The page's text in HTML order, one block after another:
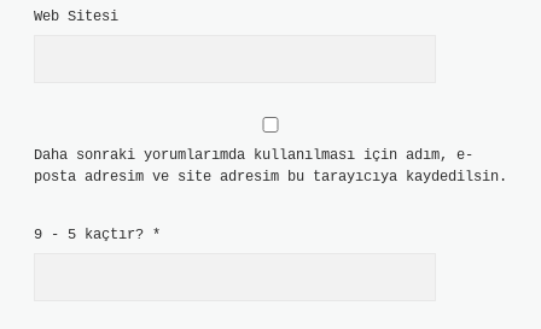
Web Sitesi
Daha sonraki yorumlarımda kullanılması için adım, e-
posta adresim ve site adresim bu tarayıcıya kaydedilsin.
9 - 5 kaçtır? *